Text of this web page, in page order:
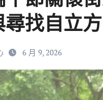
找自立
6 月 9, 2026